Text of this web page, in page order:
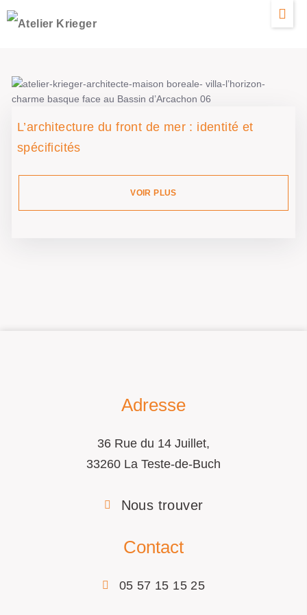
L’architecture du front de mer : identité et
spécificités
VOIR PLUS
Adresse
36 Rue du 14 Juillet,
33260 La Teste-de-Buch
Nous trouver
Contact
05 57 15 15 25